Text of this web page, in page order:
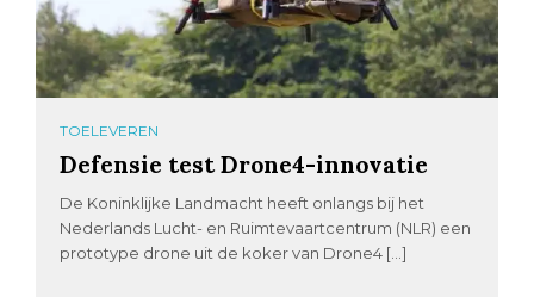
TOELEVEREN
Defensie test Drone4-innovatie
De Koninklijke Landmacht heeft onlangs bij het
Nederlands Lucht- en Ruimtevaartcentrum (NLR) een
prototype drone uit de koker van Drone4 […]